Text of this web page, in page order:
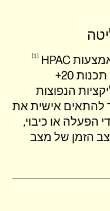
HPAC‏
1
וצמצם הקשות מיותרות על ידי תכנות 20+
הנפוצות
להתאים אישית את
הפעלה או כיבוי,
הזמן של מצב